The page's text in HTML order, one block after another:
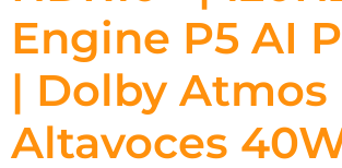
Engine P5 AI
| Dolby Atmos
Altavoces